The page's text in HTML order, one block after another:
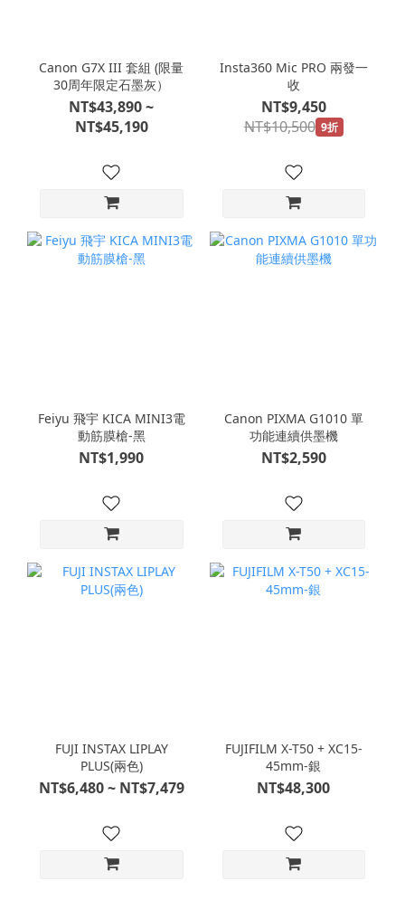
Canon G7X III 套組 (限量
30周年限定石墨灰）
NT$43,890 ~
NT$45,190
Insta360 Mic PRO 兩發一
收
NT$9,450
NT$10,500 9折
Feiyu 飛宇 KICA MINI3電
動筋膜槍-黑
NT$1,990
Canon PIXMA G1010 單
功能連續供墨機
NT$2,590
FUJI INSTAX LIPLAY
PLUS(兩色)
NT$6,480 ~ NT$7,479
FUJIFILM X-T50 + XC15-
45mm-銀
NT$48,300